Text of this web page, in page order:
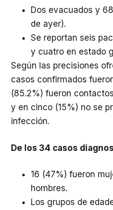
Dos evacuados y
de ayer).
Se reportan seis
y cuatro en estado
Según las precisiones
casos confirmados
(85.2%) fueron
y en cinco (15%) no se
infección.
De los 34 casos
16 (47%) fueron
hombres.
Los grupos de